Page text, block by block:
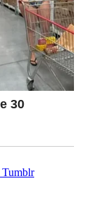
Tumblr